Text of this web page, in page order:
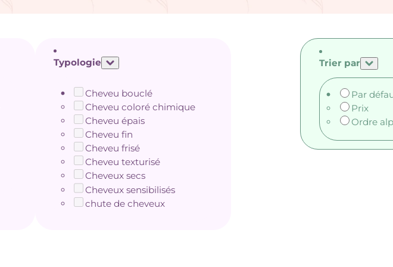
Typologie
Cheveu bouclé
Cheveu coloré chimique
Cheveu épais
Cheveu fin
Cheveu frisé
Cheveu texturisé
Cheveux secs
Cheveux sensibilisés
chute de cheveux
Trier par
Par
Prix
Ordre